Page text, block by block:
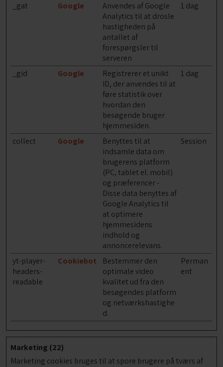
_gat Google
Anvendes af Google
Analytics til at drosle
hastigheden på
antallet af
forespørgsler til
serveren
1 dag
_gid Google
Registrerer et unikt
ID, der anvendes til at
føre statistik over
hvordan den
besøgende bruger
hjemmesiden.
1 dag
collect Google
Benyttes til at
indsamle data om
brugerens platform
(PC, tablet el. mobil)
og præferencer -
Disse data benyttes af
Google Analytics til
at optimere
hjemmesidens
indhold og
annoncerelevans.
Session
yt-player-
headers-
readable
Cookiebot
Bestemmer den
optimale video
kvalitet ud fra den
besøgendes platform
og netværkshastighe
d.
Perman
ent
Marketing (22)
Marketing cookies bruges til at spore brugere på tværs af